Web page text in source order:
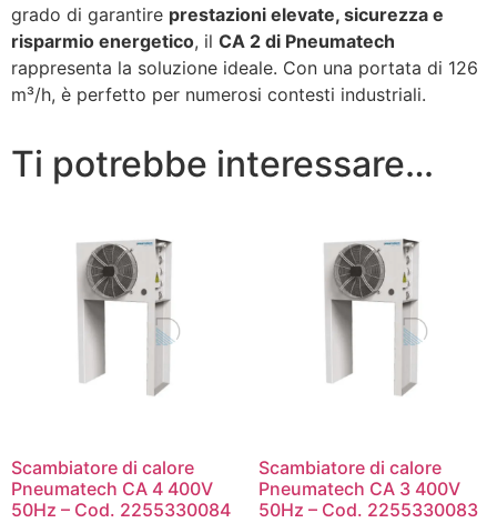
grado di garantire prestazioni elevate, sicurezza e
risparmio energetico, il CA 2 di Pneumatech
rappresenta la soluzione ideale. Con una portata di 126
m³/h, è perfetto per numerosi contesti industriali.
Ti potrebbe interessare…
Scambiatore di calore
Pneumatech CA 4 400V
50Hz – Cod. 2255330084
Scambiatore di calore
Pneumatech CA 3 400V
50Hz – Cod. 2255330083